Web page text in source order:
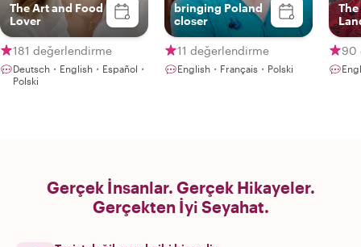
The Art and Food
Lover
181 değerlendirme
Deutsch・English・Español・
Polski
bringing Poland
closer
11 değerlendirme
English・Français・Polski
90
Gerçek İnsanlar. Gerçek Hikayeler.
Gerçekten İyi Seyahat.